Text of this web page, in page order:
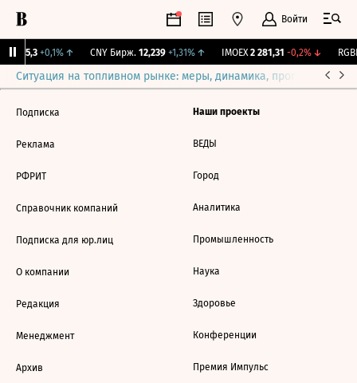
Войти
115,3 +0,1%↑ CNY Бирж. 12,239 +1,31%↑ IMOEX 2 281,31 -0,2%↓
Ситуация на топливном рынке: меры, динамика, прогнозы
Подписка
Реклама
РФРИТ
Справочник компаний
Подписка для юр.лиц
О компании
Редакция
Менеджмент
Архив
Наши проекты
ВЕДЫ
Город
Аналитика
Промышленность
Наука
Здоровье
Конференции
Премия Импульс